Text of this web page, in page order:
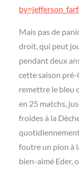
Mais pas de
droit, qui peut
pendant deux
cette saison
remettre le bleu
en 25 matchs,
froides à la
quotidiennement
foutre un pion à
bien-aimé Eder,